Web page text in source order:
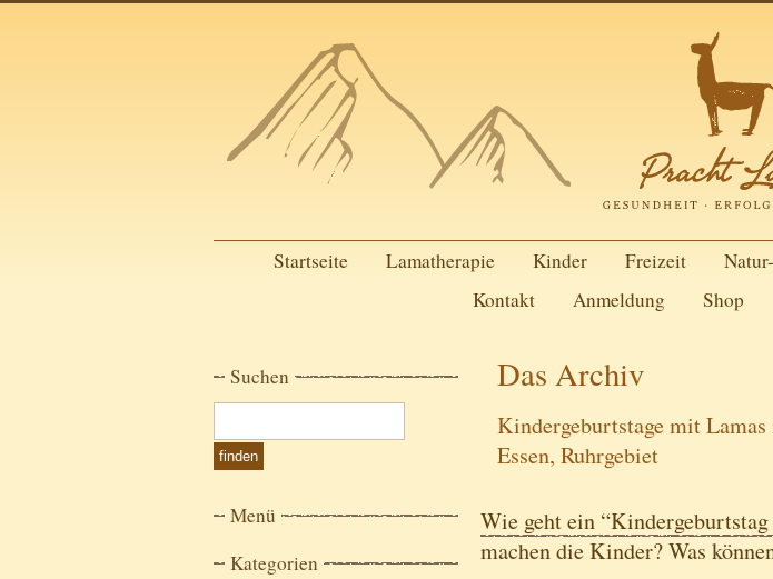
Startseite Lamatherapie Kinder Freizeit
Kontakt
Anmeldung Shop
Suchen
Menü
Kategorien
Das Archiv
Kindergeburtstage mit
Essen, Ruhrgebiet
Wie geht ein
machen die Kinder? Was